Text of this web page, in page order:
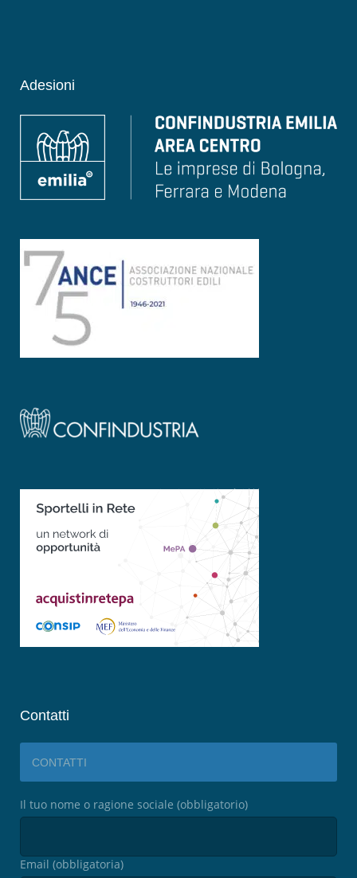
Adesioni
Contatti
CONTATTI
Il tuo nome o ragione sociale (obbligatorio)
Email (obbligatoria)